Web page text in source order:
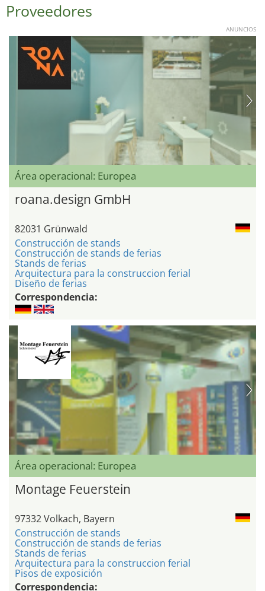
Proveedores
ANUNCIOS
Área operacional: Europea
roana.design GmbH
82031 Grünwald
Construcción de stands
Construcción de stands de ferias
Stands de ferias
Arquitectura para la construccion ferial
Diseño de ferias
Correspondencia:
Área operacional: Europea
Montage Feuerstein
97332 Volkach, Bayern
Construcción de stands
Construcción de stands de ferias
Stands de ferias
Arquitectura para la construccion ferial
Pisos de exposición
Correspondencia: